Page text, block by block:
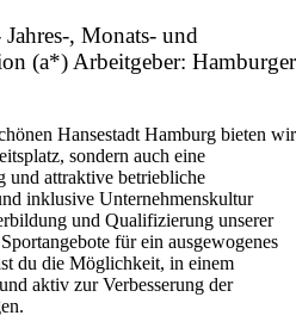
, Monats- und
(a*) Arbeitgeber: Hamburger
Hansestadt Hamburg bieten wir
sondern auch eine
und attraktive betriebliche
inklusive Unternehmenskultur
und Qualifizierung unserer
für ein ausgewogenes
du die Möglichkeit, in einem
aktiv zur Verbesserung der